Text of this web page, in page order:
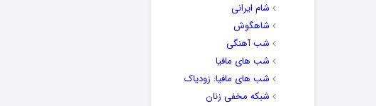
شام ایرانی
شاهگوش
شب آهنگی
شب های مافیا
شب های مافیا: زودیاک
شبکه مخفی زنان